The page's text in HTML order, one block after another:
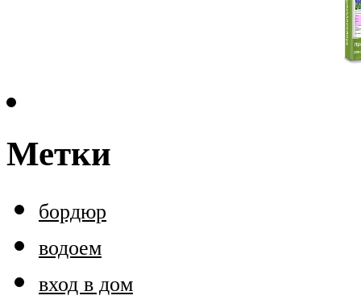
Метки
бордюр
водоем
вход в дом